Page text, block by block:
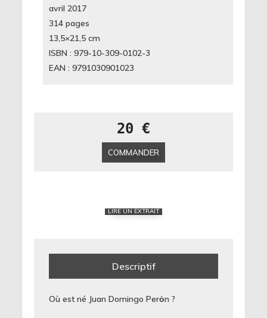
avril 2017
314 pages
13,5×21,5 cm
ISBN : 979-10-309-0102-3
EAN : 9791030901023
20 €
COMMANDER
LIRE UN EXTRAIT
Descriptif
Où est né Juan Domingo Perȯn ?